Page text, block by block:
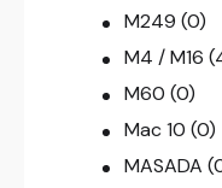
M249 (0)
M4 / M16
M60 (0)
Mac 10 (0)
MASADA